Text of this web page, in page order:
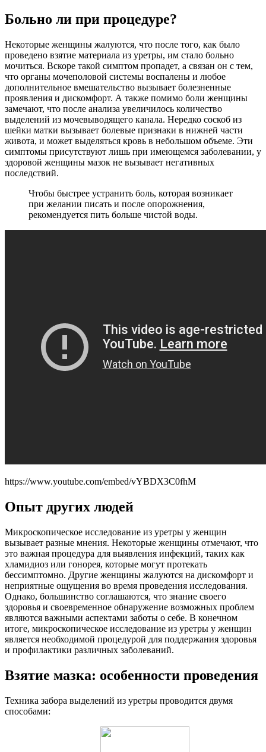
Больно ли при процедуре?
Некоторые женщины жалуются, что после того, как было
проведено взятие материала из уретры, им стало больно
мочиться. Вскоре такой симптом пропадет, а связан он с тем,
что органы мочеполовой системы воспалены и любое
дополнительное вмешательство вызывает болезненные
проявления и дискомфорт. А также помимо боли женщины
замечают, что после анализа увеличилось количество
выделений из мочевыводящего канала. Нередко соскоб из
шейки матки вызывает болевые признаки в нижней части
живота, и может выделяться кровь в небольшом объеме. Эти
симптомы присутствуют лишь при имеющемся заболевании, у
здоровой женщины мазок не вызывает негативных
последствий.
Чтобы быстрее устранить боль, которая возникает
при желании писать и после опорожнения,
рекомендуется пить больше чистой воды.
https://www.youtube.com/embed/vYBDX3C0fhM
Опыт других людей
Микроскопическое исследование из уретры у женщин
вызывает разные мнения. Некоторые женщины отмечают, что
это важная процедура для выявления инфекций, таких как
хламидиоз или гонорея, которые могут протекать
бессимптомно. Другие женщины жалуются на дискомфорт и
неприятные ощущения во время проведения исследования.
Однако, большинство соглашаются, что знание своего
здоровья и своевременное обнаружение возможных проблем
являются важными аспектами заботы о себе. В конечном
итоге, микроскопическое исследование из уретры у женщин
является необходимой процедурой для поддержания здоровья
и профилактики различных заболеваний.
Взятие мазка: особенности проведения
Техника забора выделений из уретры проводится двумя
способами: